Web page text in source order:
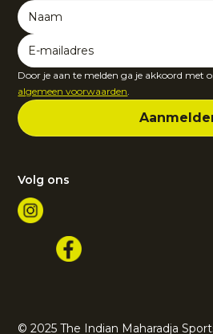
Door je aan te melden ga je akkoord met
algemeen voorwaarden
Volg ons
© 2025 The Indian Maharadja